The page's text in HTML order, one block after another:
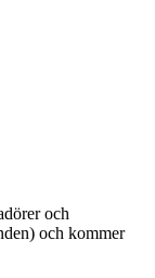
och
och kommer